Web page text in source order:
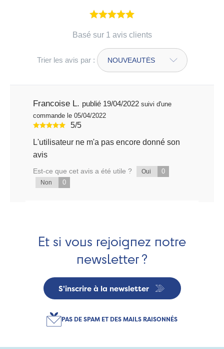
Basé sur 1 avis clients
Trier les avis par :
Francoise L. publié 19/04/2022 suivi d'une
commande le 05/04/2022
5/5
L'utilisateur ne m'a pas encore donné son
avis
Est-ce que cet avis a été utile ? Oui 0
Non 0
Et si vous rejoignez notre
newsletter ?
S'inscrire à la newsletter
PAS DE SPAM ET DES MAILS RAISONNÉS